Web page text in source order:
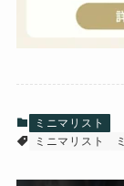
ミニマリスト
ミニマリスト